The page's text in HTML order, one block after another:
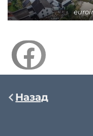
Назад